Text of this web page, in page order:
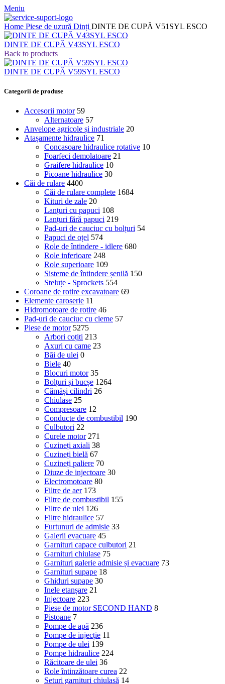
Meniu
Home Piese de uzură Dinți DINTE DE CUPĂ V51SYL ESCO
DINTE DE CUPĂ V43SYL ESCO
Back to products
DINTE DE CUPĂ V59SYL ESCO
Categorii de produse
Accesorii motor 59
Alternatoare 57
Anvelope agricole și industriale 20
Atașamente hidraulice 71
Concasoare hidraulice rotative 10
Foarfeci demolatoare 21
Graifere hidraulice 10
Picoane hidraulice 30
Căi de rulare 4400
Căi de rulare complete 1684
Kituri de zale 20
Lanțuri cu papuci 108
Lanțuri fără papuci 219
Pad-uri de cauciuc cu bolțuri 54
Papuci de oțel 574
Role de întindere - idlere 680
Role inferioare 248
Role superioare 109
Sisteme de întindere șenilă 150
Steluțe - Sprockets 554
Coroane de rotire excavatoare 69
Elemente caroserie 11
Hidromotoare de rotire 46
Pad-uri de cauciuc cu cleme 57
Piese de motor 5275
Arbori coțiti 213
Axuri cu came 23
Băi de ulei 0
Biele 40
Blocuri motor 35
Bolțuri și bucșe 1264
Cămăși cilindri 26
Chiulase 25
Compresoare 12
Conducte de combustibil 190
Culbutori 22
Curele motor 271
Cuzineți axiali 38
Cuzineți bielă 67
Cuzineți paliere 70
Diuze de injectoare 30
Electromotoare 80
Filtre de aer 173
Filtre de combustibil 155
Filtre de ulei 126
Filtre hidraulice 57
Furtunuri de admisie 33
Galerii evacuare 45
Garnituri capace culbutori 21
Garnituri chiulase 75
Garnituri galerie admisie și evacuare 73
Garnituri supape 18
Ghiduri supape 30
Inele etanșare 21
Injectoare 223
Piese de motor SECOND HAND 8
Pistoane 7
Pompe de apă 236
Pompe de injecție 11
Pompe de ulei 139
Pompe hidraulice 224
Răcitoare de ulei 36
Role întinzătoare curea 22
Seturi garnituri chiulasă 14